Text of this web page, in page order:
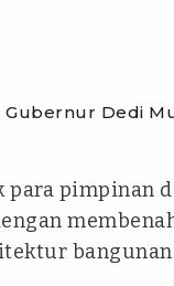
Gubernur Dedi
para pimpinan